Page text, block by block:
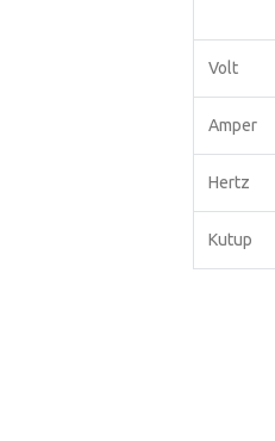
Volt
Amper
Hertz
Kutup